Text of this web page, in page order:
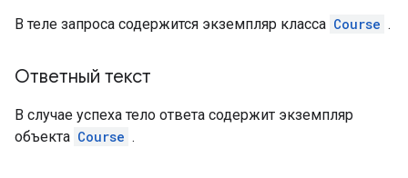
В теле запроса содержится экземпляр класса Course .
Ответный текст
В случае успеха тело ответа содержит экземпляр
объекта Course .